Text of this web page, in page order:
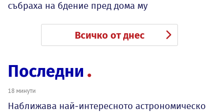
събраха на бдение пред дома му
Всичко от днес
Последни
18 минути
Наближава най-интересното астрономическо